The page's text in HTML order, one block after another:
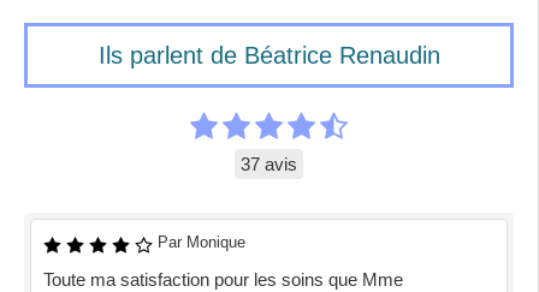
Ils parlent de Béatrice Renaudin
37 avis
Par Monique
Toute ma satisfaction pour les soins que Mme